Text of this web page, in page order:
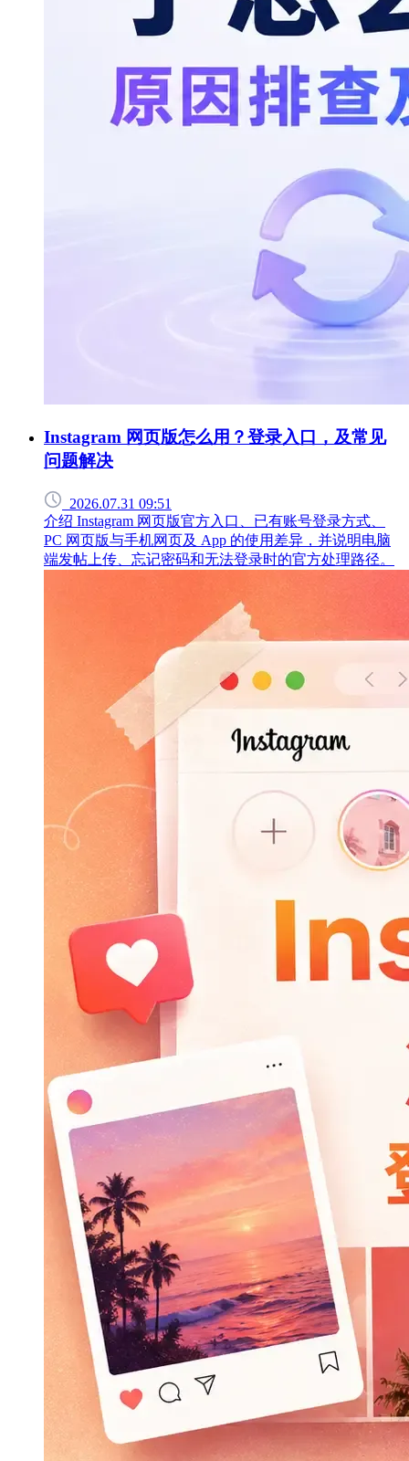
Instagram 网页版怎么用？登录入口，及常见
问题解决
2026.07.31 09:51
介绍 Instagram 网页版官方入口、已有账号登录方式、
PC 网页版与手机网页及 App 的使用差异，并说明电脑
端发帖上传、忘记密码和无法登录时的官方处理路径。